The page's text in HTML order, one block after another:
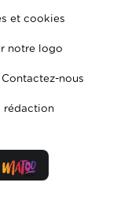
et cookies
notre logo
Contactez-nous
rédaction